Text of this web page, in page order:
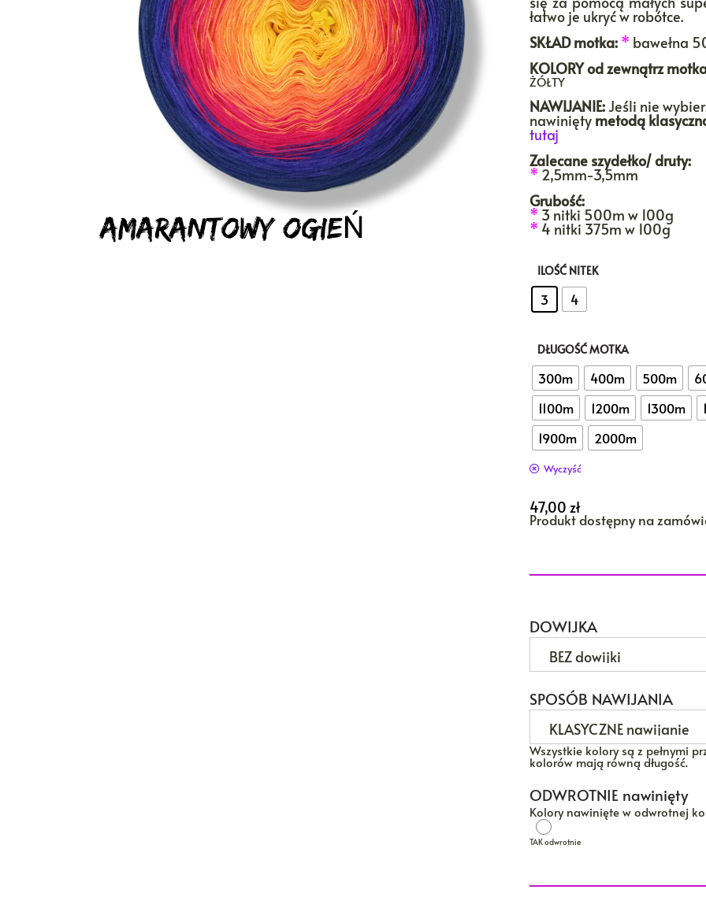
łatwo je ukryć w robótce.
SKŁAD motka: * bawełna
KOLORYod zewnątrz
ŻÓŁTY
NAWIJANIE: Jeśli nie
nawinięty metodą
tutaj
Zalecane szydełko/ druty:
* 2,5mm-3,5mm
Grubość:
* 3 nitki 500m w 100g
* 4 nitki 375m w 100g
ILOŚĆ NITEK
3 4
DŁUGOŚĆ MOTKA
300m 400m 500m
1100m
1200m 1300m
1900m
2000m
Wyczyść
47,00 zł
Produkt dostępny na
DOWIJKA
SPOSÓB NAWIJANIA
Wszystkie kolory są z pełnymi
kolorów mają równą długość.
ODWROTNIE nawinięty
Kolory nawinięte w odwrotnej
TAK odwrotnie